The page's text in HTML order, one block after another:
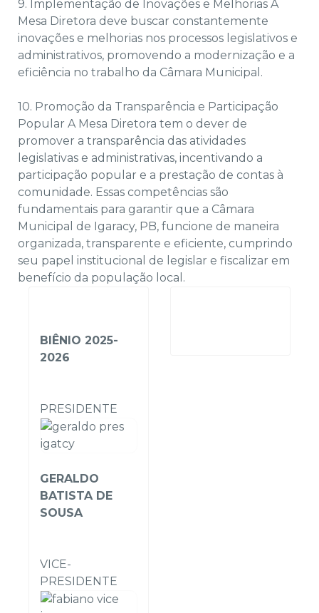
9. Implementação de Inovações e Melhorias A
Mesa Diretora deve buscar constantemente
inovações e melhorias nos processos legislativos e
administrativos, promovendo a modernização e a
eficiência no trabalho da Câmara Municipal.
10. Promoção da Transparência e Participação
Popular A Mesa Diretora tem o dever de
promover a transparência das atividades
legislativas e administrativas, incentivando a
participação popular e a prestação de contas à
comunidade. Essas competências são
fundamentais para garantir que a Câmara
Municipal de Igaracy, PB, funcione de maneira
organizada, transparente e eficiente, cumprindo
seu papel institucional de legislar e fiscalizar em
benefício da população local.
BIÊNIO 2025-
2026
PRESIDENTE
GERALDO
BATISTA DE
SOUSA
VICE-
PRESIDENTE